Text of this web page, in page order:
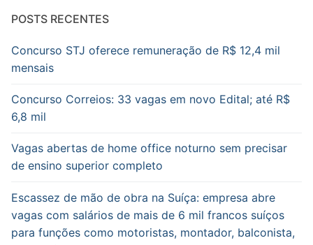
POSTS RECENTES
Concurso STJ oferece remuneração de R$ 12,4 mil
mensais
Concurso Correios: 33 vagas em novo Edital; até R$
6,8 mil
Vagas abertas de home office noturno sem precisar
de ensino superior completo
Escassez de mão de obra na Suíça: empresa abre
vagas com salários de mais de 6 mil francos suíços
para funções como motoristas, montador, balconista,